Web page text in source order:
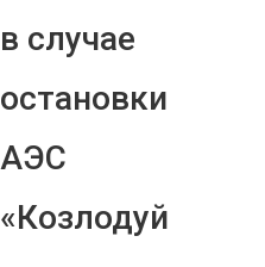
в случае
остановки
АЭС
«Козлодуй